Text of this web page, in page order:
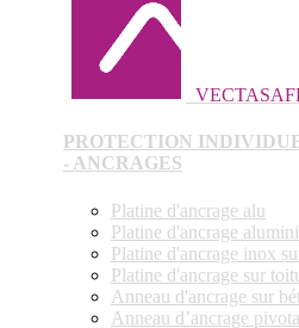
PROTECTION
- ANCRAGES
Platine d'ancrage alu
Platine d'ancrage
Platine d'ancrage inox
Platine d'ancrage sur
Anneau d'ancrage sur
Anneau d’ancrage